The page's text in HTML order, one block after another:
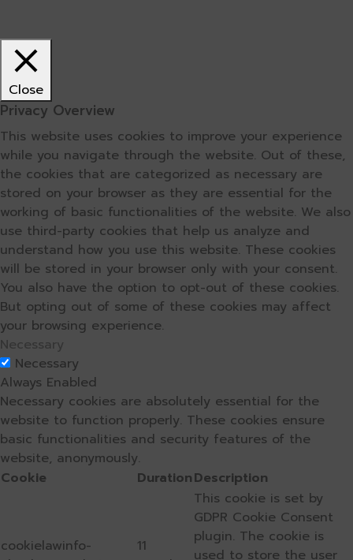
Close
Privacy Overview
This website uses cookies to improve your experience
while you navigate through the website. Out of these,
the cookies that are categorized as necessary are
stored on your browser as they are essential for the
working of basic functionalities of the website. We also
use third-party cookies that help us analyze and
understand how you use this website. These cookies
will be stored in your browser only with your consent.
You also have the option to opt-out of these cookies.
But opting out of some of these cookies may affect
your browsing experience.
Necessary
Necessary
Always Enabled
Necessary cookies are absolutely essential for the
website to function properly. These cookies ensure
basic functionalities and security features of the
website, anonymously.
Cookie
DurationDescription
cookielawinfo-
11
This cookie is set by
GDPR Cookie Consent
plugin. The cookie is
used to store the user